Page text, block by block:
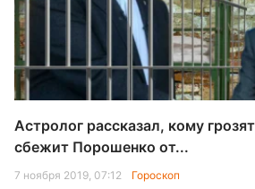
Астролог рассказал, кому
сбежит Порошенко от...
7 ноября 2019, 07:12 Гороскоп